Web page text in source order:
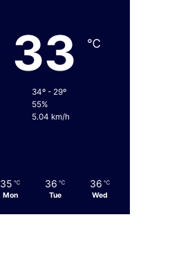
33 ℃
34º - 29º
55%
5.04 km/h
35 ℃
Mon
36 ℃
Tue
36 ℃
Wed